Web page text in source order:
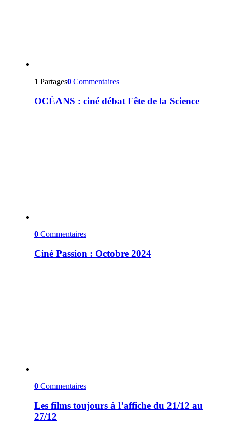
1 Partages0 Commentaires
OCÉANS : ciné débat Fête de la Science
0 Commentaires
Ciné Passion : Octobre 2024
0 Commentaires
Les films toujours à l’affiche du 21/12 au
27/12